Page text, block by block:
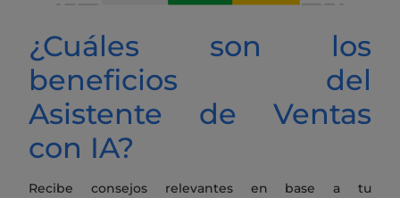
¿Cuáles son los
beneficios del
Asistente de Ventas
con IA?
Recibe consejos relevantes en base a tu